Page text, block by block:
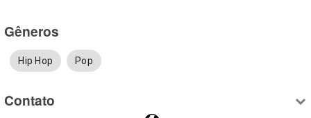
Gêneros
Hip Hop Pop
Contato